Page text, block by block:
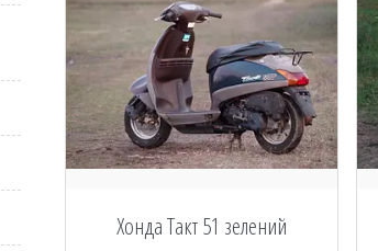
Хонда Такт 51 зелений